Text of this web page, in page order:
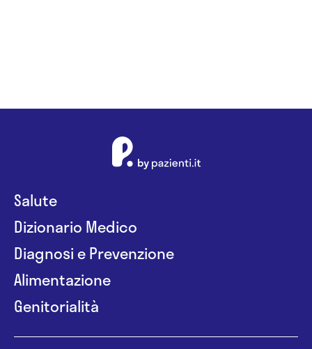
Salute
Dizionario Medico
Diagnosi e Prevenzione
Alimentazione
Genitorialità